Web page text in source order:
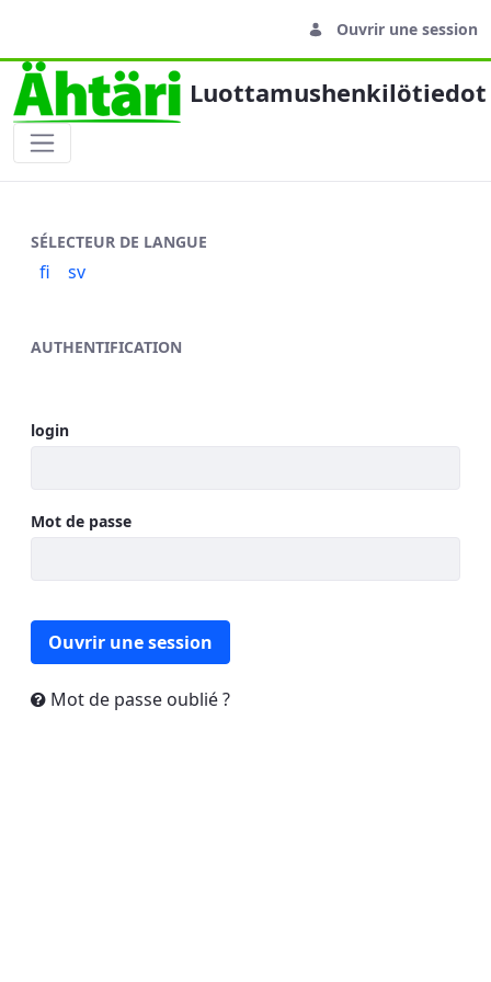
Ouvrir une session
Luottamushenkilötiedot
Sisäänkirjautuminen
SÉLECTEUR DE LANGUE
fi sv
AUTHENTIFICATION
login
Mot de passe
Ouvrir une session
Mot de passe oublié ?